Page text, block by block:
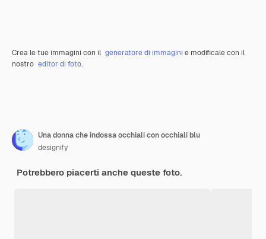
Crea le tue immagini con il generatore di immagini e modificale con il
nostro editor di foto.
Una donna che indossa occhiali con occhiali blu
designify
Potrebbero piacerti anche queste foto.